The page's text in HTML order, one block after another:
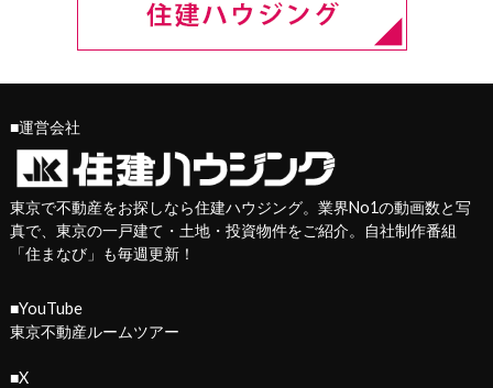
■運営会社
東京で不動産をお探しなら住建ハウジング。業界No1の動画数と写
真で、東京の一戸建て・土地・投資物件をご紹介。自社制作番組
「住まなび」も毎週更新！
■YouTube
東京不動産ルームツアー
■X